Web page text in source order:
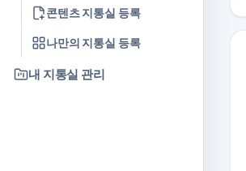
콘텐츠 지통실 등록
나만의 지통실 등록
내 지통실 관리